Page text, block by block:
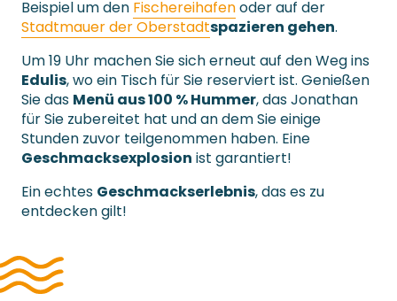
Beispiel um den Fischereihafenoder auf der
Stadtmauer der Oberstadtspazieren gehen.
Um 19 Uhr machen Sie sich erneut auf den Weg ins
Edulis, wo ein Tisch für Sie reserviert ist. Genießen
Sie das Menü aus 100 % Hummer, das Jonathan
für Sie zubereitet hat und an dem Sie einige
Stunden zuvor teilgenommen haben. Eine
Geschmacksexplosion ist garantiert!
Ein echtes Geschmackserlebnis, das es zu
entdecken gilt!